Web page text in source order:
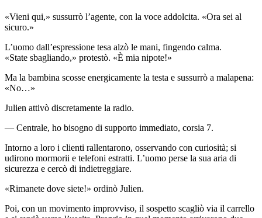
«Vieni qui,» sussurrò l’agente, con la voce addolcita. «Ora sei al
sicuro.»
L’uomo dall’espressione tesa alzò le mani, fingendo calma.
«State sbagliando,» protestò. «È mia nipote!»
Ma la bambina scosse energicamente la testa e sussurrò a malapena:
«No…»
Julien attivò discretamente la radio.
— Centrale, ho bisogno di supporto immediato, corsia 7.
Intorno a loro i clienti rallentarono, osservando con curiosità; si
udirono mormorii e telefoni estratti. L’uomo perse la sua aria di
sicurezza e cercò di indietreggiare.
«Rimanete dove siete!» ordinò Julien.
Poi, con un movimento improvviso, il sospetto scagliò via il carrello